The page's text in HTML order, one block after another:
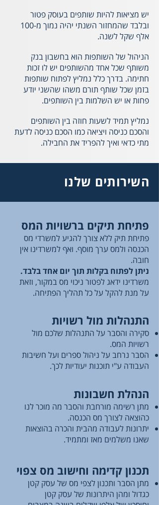
יש מציאות להיות שותפים בעוסק פטור
ובלבד שהמחזור השנתי יהיה נמוך מ-100
אלף שקל לשנה.
הניהול של השותפות הוא בחשבון בנק
משותף שכל אחד מהשותפים יש לו זכות
חתימה. בדרך כלל נמליץ לפתוח שותפות
בזמן שכל שותף תורם משהו שהשני יודע
פחות או יש השלמות בין השותפים.
נמליץ תמיד לשעות חוזה בין השותפים
והסכם כניסה ויציאה כמו הסכם כניסה לדעת
מתי כדאי ואיך להפריד את החבילה.
השירותים שלנו
פתיחת תיקים ברשויות המס
פתיחת תיק ללא צורך להגיע למשרדי מס
הכנסה ולמס ערך מוסף. ואף למשרדינו אין
חובה.
ניתן לפתוח בקלות תוך יום אחד בלבד.
משרדינו ידאג לפטור ניכוי מס במקור, וזאת
על מנת להקל על כל תהליך הפתיחה.
התנהלות מול רשויות
סקירה והסבר על התנהלות שלכם מול
רשויות המס.
הסבר נרחב על ניהול ספרים ועל חשיבות
העבודה ע"י תוכנות יעודיות לכך.
הנהלת חשבונות
מתן רשימה מורחבת והסבר מה מוכר לנו
כהוצאה לצורך מס הכנסה.
יתרונות לעבודה מהבית והכרה בהוצאות
שאנו משלמים מאז ומתמיד.
תכנון קדימה וחישוב מס צפוי
מתן הסבר ותכנון לצפי מס של עסק קטן
כגדול ומהן היתרונות של עסק קטן